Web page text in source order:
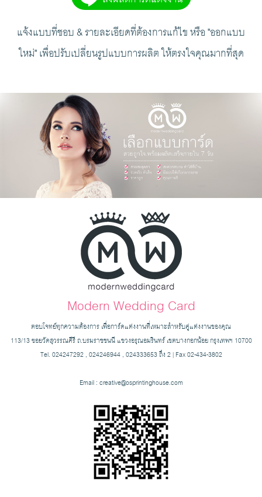
แจ้งแบบที่ชอบ & รายละเอียดที่ต้องการแก้ไข หรือ "ออกแบบ
ใหม่" เพื่อปรับเปลี่ยนรูปแบบการผลิต ให้ตรงใจคุณมากที่สุด
Modern Wedding Card
ตอบโจทย์ทุกความต้องการ เพื่อการ์ดแต่งงานที่เหมาะสำหรับคู่แต่งงานของคุณ
113/13 ซอยวัดสุวรรณคีรี ถ.บรมราชชนนี แขวงอรุณอมรินทร์ เขตบางกอกน้อย กรุงเทพฯ 10700
Tel. 024247292 , 024246944 , 024333653 ถึง 2 | Fax 02-434-3802
Email : creative@osprintinghouse.com